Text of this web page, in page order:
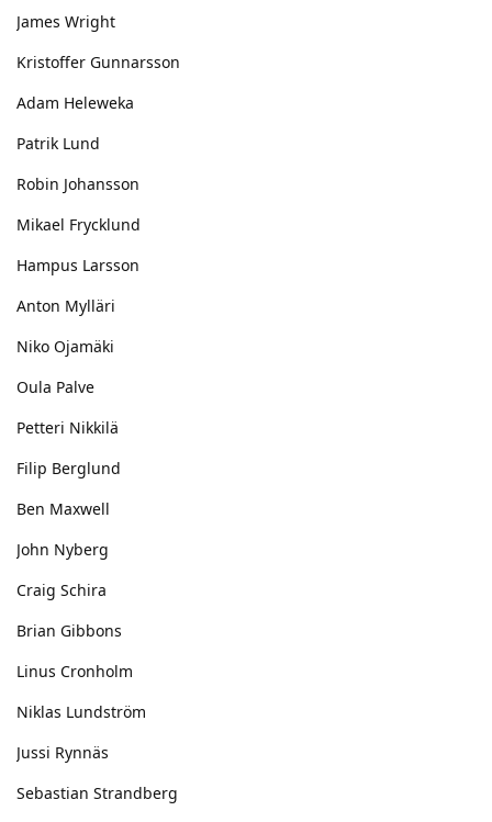
James Wright
Kristoffer Gunnarsson
Adam Heleweka
Patrik Lund
Robin Johansson
Mikael Frycklund
Hampus Larsson
Anton Mylläri
Niko Ojamäki
Oula Palve
Petteri Nikkilä
Filip Berglund
Ben Maxwell
John Nyberg
Craig Schira
Brian Gibbons
Linus Cronholm
Niklas Lundström
Jussi Rynnäs
Sebastian Strandberg